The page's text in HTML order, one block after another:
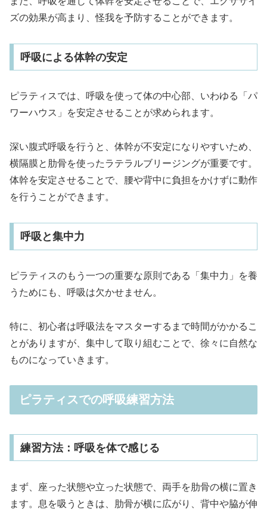
ズの効果が高まり、怪我を予防することができます。
呼吸による体幹の安定
ピラティスでは、呼吸を使って体の中心部、いわゆる「パ
ワーハウス」を安定させることが求められます。
深い腹式呼吸を行うと、体幹が不安定になりやすいため、
横隔膜と肋骨を使ったラテラルブリージングが重要です。
体幹を安定させることで、腰や背中に負担をかけずに動作
を行うことができます。
呼吸と集中力
ピラティスのもう一つの重要な原則である「集中力」を養
うためにも、呼吸は欠かせません。
特に、初心者は呼吸法をマスターするまで時間がかかるこ
とがありますが、集中して取り組むことで、徐々に自然な
ものになっていきます。
ピラティスでの呼吸練習方法
練習方法：呼吸を体で感じる
まず、座った状態や立った状態で、両手を肋骨の横に置き
ます。息を吸うときは、肋骨が横に広がり、背中や脇が伸